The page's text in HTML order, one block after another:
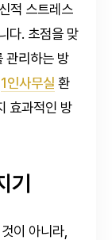
적 스트레스
다. 초점을 맞
관리하는 방
1인사무실 환
효과적인 방
기
이 아니라,